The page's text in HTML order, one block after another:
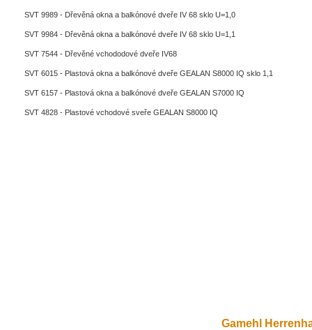
SVT 9989 - Dřevěná okna a balkónové dveře IV 68 sklo U=1,0
SVT 9984 - Dřevěná okna a balkónové dveře IV 68 sklo U=1,1
SVT 7544 - Dřevěné vchododové dveře IV68
SVT 6015 - Plastová okna a balkónové dveře GEALAN S8000 IQ sklo 1,1
SVT 6157 - Plastová okna a balkónové dveře GEALAN S7000 IQ
SVT 4828 - Plastové vchodové sveře GEALAN S8000 IQ
Gamehl